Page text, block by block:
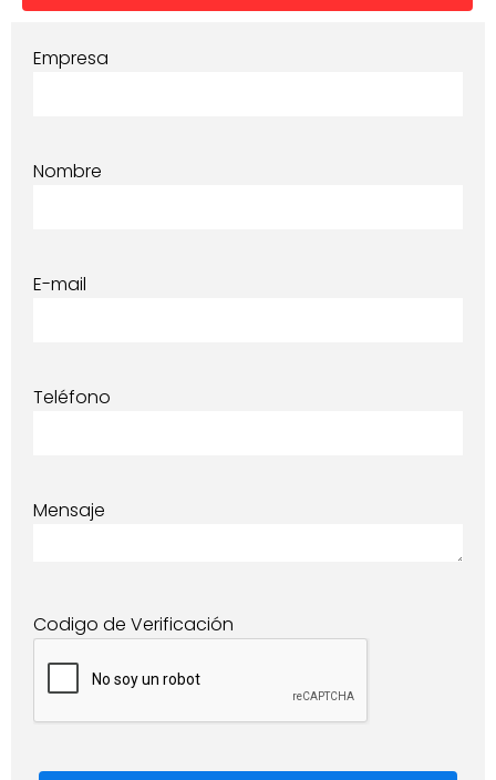
Empresa
Nombre
E-mail
Teléfono
Mensaje
Codigo de Verificación